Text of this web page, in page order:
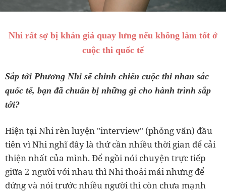
Nhi rất sợ bị khán giả quay lưng nếu không làm tốt ở
cuộc thi quốc tế
Sắp tới Phương Nhi sẽ chinh chiến cuộc thi nhan sắc
quốc tế, bạn đã chuẩn bị những gì cho hành trình sắp
tới?
Hiện tại Nhi rèn luyện "interview" (phỏng vấn) đầu
tiên vì Nhi nghĩ đây là thứ cần nhiều thời gian để cải
thiện nhất của mình. Để ngồi nói chuyện trực tiếp
giữa 2 người với nhau thì Nhi thoải mái nhưng để
đứng và nói trước nhiều người thì còn chưa mạnh